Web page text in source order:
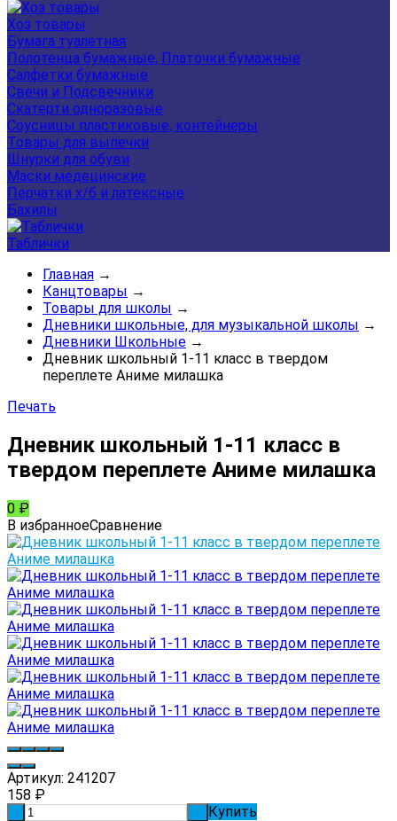
Хоз товары
Бумага туалетная
Полотенца бумажные, Платочки бумажные
Салфетки бумажные
Свечи и Подсвечники
Скатерти одноразовые
Соусницы пластиковые, контейнеры
Товары для выпечки
Шнурки для обуви
Маски медецинские
Перчатки х/б и латексные
Бахилы
Таблички
Главная →
Канцтовары →
Товары для школы →
Дневники школьные, для музыкальной школы →
Дневники Школьные →
Дневник школьный 1-11 класс в твердом
переплете Аниме милашка
Печать
Дневник школьный 1-11 класс в
твердом переплете Аниме милашка
0 ₽
В избранноеСравнение
Артикул: 241207
158 ₽
Купить